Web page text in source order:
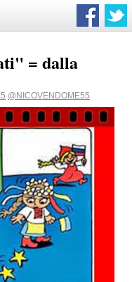
= dalla
@NICOVENDOME55